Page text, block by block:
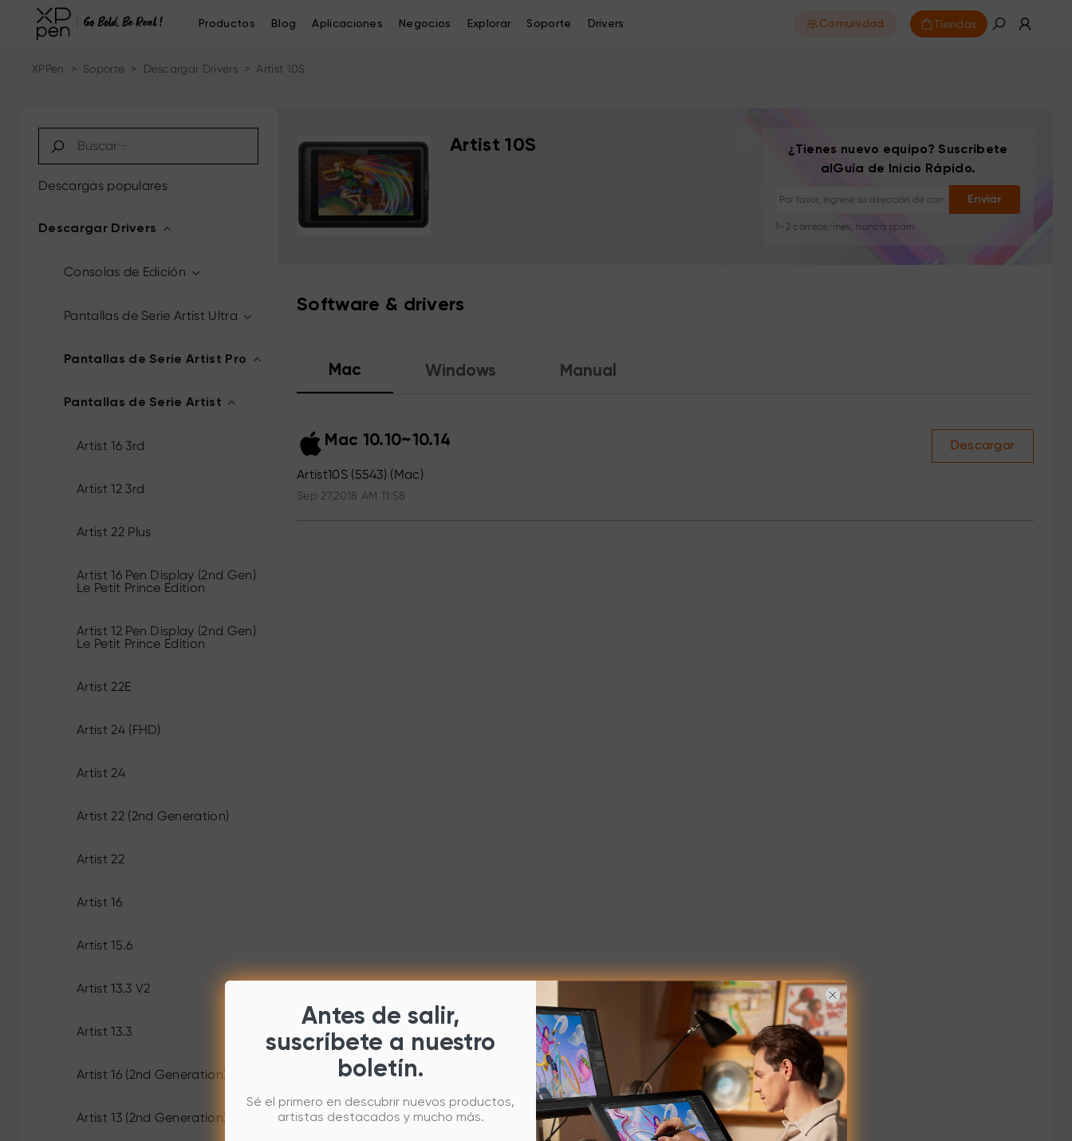
Productos Blog Aplicaciones Negocios Explorar Soporte Drivers Comunidad Tiendas
XPPen > Soporte > Descargar Drivers > Artist 10S
Descargas populares
Descargar Drivers
Consolas de Edición
Pantallas de Serie Artist Ultra
Pantallas de Serie Artist Pro
Pantallas de Serie Artist
Artist 16 3rd
Artist 12 3rd
Artist 22 Plus
Artist 16 Pen Display (2nd Gen)
Le Petit Prince Edition
Artist 12 Pen Display (2nd Gen)
Le Petit Prince Edition
Artist 22E
Artist 24 (FHD)
Artist 24
Artist 22 (2nd Generation)
Artist 22
Artist 16
Artist 15.6
Artist 13.3 V2
Artist 13.3
Artist 16 (2nd Generation)
Artist 13 (2nd Generation)
Artist 10S
¿Tienes nuevo equipo? Suscríbete
alGuía de Inicio Rápido.
Enviar
Consejos y solución de problemas
Nuevos lanzamientos y ofertas
1–2 correos/mes, nunca spam
Tu correo se usa solo para el contenido solicitado
Software & drivers
Mac Windows Manual
Mac 10.10~10.14
Artist10S (5543) (Mac)
Sep 27,2018 AM 11:58
Descargar
Antes de salir,
suscríbete a nuestro
boletín.
Sé el primero en descubrir nuevos productos,
artistas destacados y mucho más.